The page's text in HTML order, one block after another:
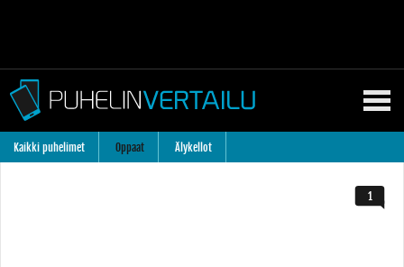
Kaikki puhelimet Oppaat Älykellot
1